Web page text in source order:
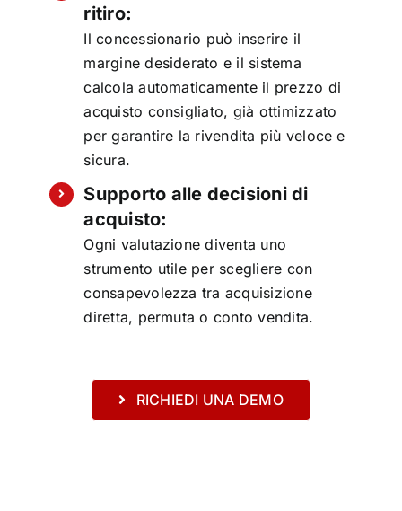
ritiro:
Il concessionario può inserire il
margine desiderato e il sistema
calcola automaticamente il prezzo di
acquisto consigliato, già ottimizzato
per garantire la rivendita più veloce e
sicura.
Supporto alle decisioni di
acquisto:
Ogni valutazione diventa uno
strumento utile per scegliere con
consapevolezza tra acquisizione
diretta, permuta o conto vendita.
RICHIEDI UNA DEMO